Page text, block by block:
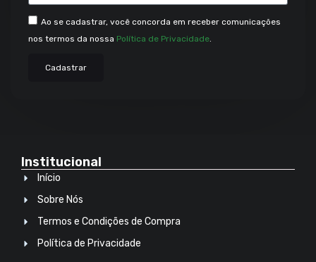
Ao se cadastrar, você concorda em receber comunicações
nos termos da nossa Política de Privacidade.
Cadastrar
Institucional
Início
Sobre Nós
Termos e Condições de Compra
Política de Privacidade